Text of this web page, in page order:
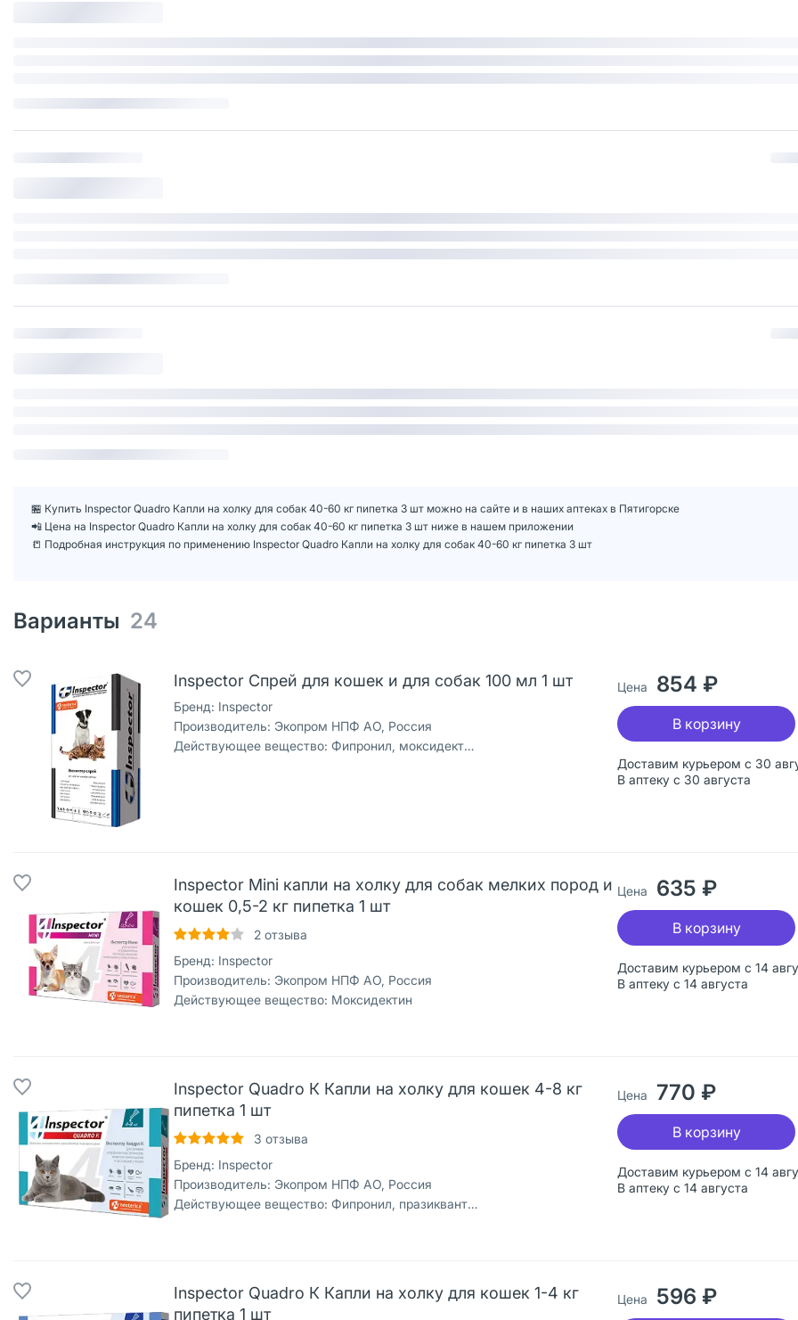
🏪 Купить Inspector Quadro Капли на холку для собак 40-60 кг пипетка 3 шт можно на сайте и в наших аптеках в Пятигорске
📲 Цена на Inspector Quadro Капли на холку для собак 40-60 кг пипетка 3 шт ниже в нашем приложении
📒 Подробная инструкция по применению Inspector Quadro Капли на холку для собак 40-60 кг пипетка 3 шт
Варианты 24
Inspector Спрей для кошек и для собак 100 мл 1 шт
Бренд: Inspector
Производитель: Экопром НПФ АО, Россия
Действующее вещество: Фипронил, моксидектин, пирипроксифен
Доставим курьером с 30
В аптеку с 30 августа
Цена 854 ₽
В корзину
Inspector Mini капли на холку для собак мелких пород и
кошек 0,5-2 кг пипетка 1 шт
2 отзыва
Бренд: Inspector
Производитель: Экопром НПФ АО, Россия
Действующее вещество: Моксидектин
Доставим курьером с 14
В аптеку с 14 августа
Цена 635 ₽
В корзину
Inspector Quadro К Капли на холку для кошек 4-8 кг
пипетка 1 шт
3 отзыва
Бренд: Inspector
Производитель: Экопром НПФ АО, Россия
Действующее вещество: Фипронил, празиквантел, моксидектин, пирипроксифен
Доставим курьером с 14
В аптеку с 14 августа
Цена 770 ₽
В корзину
Inspector Quadro К Капли на холку для кошек 1-4 кг
пипетка 1 шт
Цена 596 ₽